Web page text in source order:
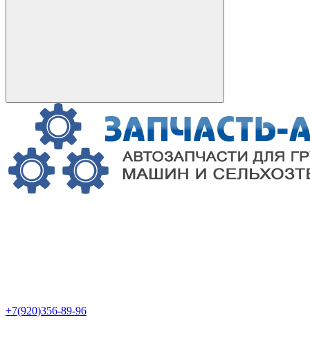
+7(920)356-89-96